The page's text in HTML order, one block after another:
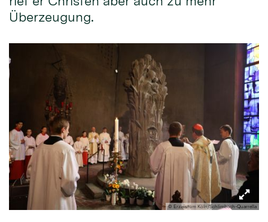
Überzeugung.
© Erzbistum Köln/Schlimbach-Quarrella